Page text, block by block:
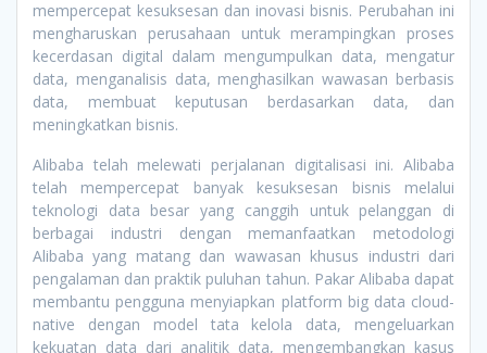
mempercepat kesuksesan dan inovasi bisnis. Perubahan ini
mengharuskan perusahaan untuk merampingkan proses
kecerdasan digital dalam mengumpulkan data, mengatur
data, menganalisis data, menghasilkan wawasan berbasis
data, membuat keputusan berdasarkan data, dan
meningkatkan bisnis.
Alibaba telah melewati perjalanan digitalisasi ini. Alibaba
telah mempercepat banyak kesuksesan bisnis melalui
teknologi data besar yang canggih untuk pelanggan di
berbagai industri dengan memanfaatkan metodologi
Alibaba yang matang dan wawasan khusus industri dari
pengalaman dan praktik puluhan tahun. Pakar Alibaba dapat
membantu pengguna menyiapkan platform big data cloud-
native dengan model tata kelola data, mengeluarkan
kekuatan data dari analitik data, mengembangkan kasus